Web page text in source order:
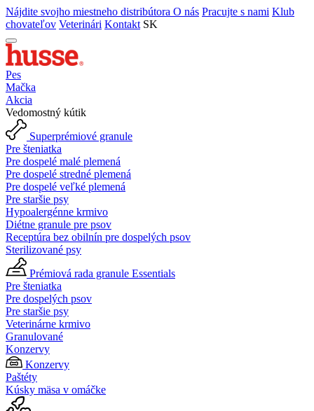
Nájdite svojho miestneho distribútora O nás Pracujte s nami Klub
chovateľov Veterinári Kontakt SK
Pes
Mačka
Akcia
Vedomostný kútik
Superprémiové granule
Pre šteniatka
Pre dospelé malé plemená
Pre dospelé stredné plemená
Pre dospelé veľké plemená
Pre staršie psy
Hypoalergénne krmivo
Diétne granule pre psov
Receptúra bez obilnín pre dospelých psov
Sterilizované psy
Prémiová rada granule Essentials
Pre šteniatka
Pre dospelých psov
Pre staršie psy
Veterinárne krmivo
Granulované
Konzervy
Konzervy
Paštéty
Kúsky mäsa v omáčke